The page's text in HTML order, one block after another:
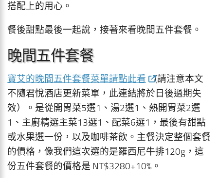
搭配上的用心。
餐後甜點最後一起說，接著來看晚間五件套餐。
晚間五件套餐
寶艾的晚間五件套餐菜單請點此看
(請注意本文
不隨君悅酒店更新菜單，此連結將於日後過期失
效）。是從開胃菜5選1、湯2選1、熱開胃菜2選
1、主廚精選主菜13選1、配菜6選1，最後有甜點
或水果選一份，以及咖啡茶飲。主餐決定整個套餐
的價格，像我們這次選的是羅西尼牛排120g，這
份五件套餐的價格是 NT$3280+10%。